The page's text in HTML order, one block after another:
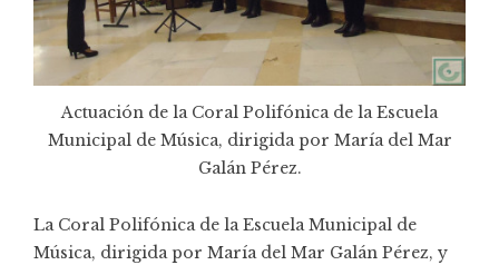
Actuación de la Coral Polifónica de la Escuela
Municipal de Música, dirigida por María del Mar
Galán Pérez.
La Coral Polifónica de la Escuela Municipal de
Música, dirigida por María del Mar Galán Pérez, y